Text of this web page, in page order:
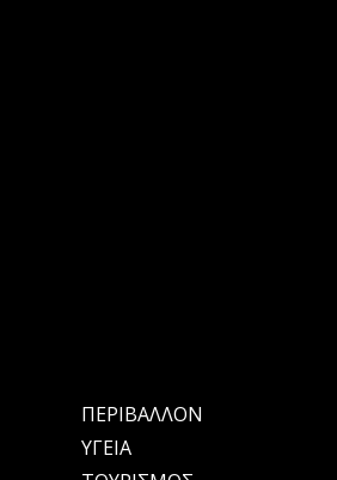
ΠΕΡΙΒΑΛΛΟΝ
ΥΓΕΙΑ